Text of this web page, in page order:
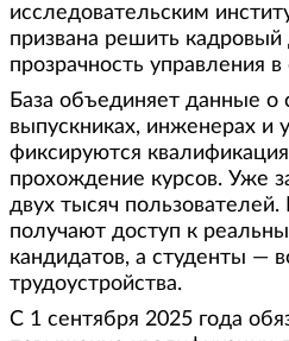
исследовательским
призвана решить
прозрачность управления в
База объединяет данные о
выпускниках, инженерах и
фиксируются
прохождение курсов. Уже
двух тысяч
получают доступ к
кандидатов, а студенты —
трудоустройства.
С 1 сентября 2025 года